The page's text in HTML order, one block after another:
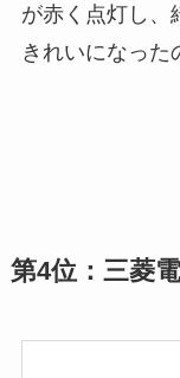
が赤く点灯し、
きれいになった
第4位：三菱